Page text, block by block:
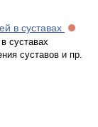
в суставах
суставах
суставов и пр.